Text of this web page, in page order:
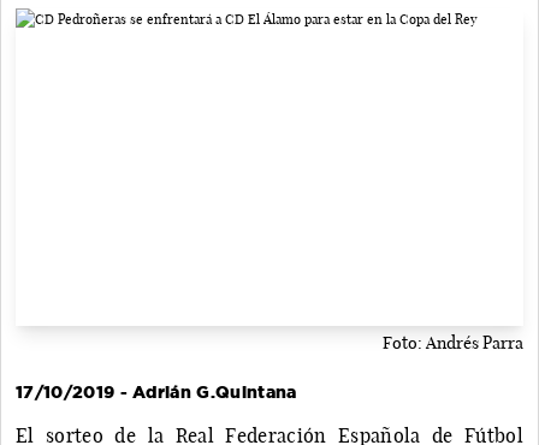
Foto: Andrés Parra
17/10/2019 - Adrián G.Quintana
El sorteo de la Real Federación Española de Fútbol